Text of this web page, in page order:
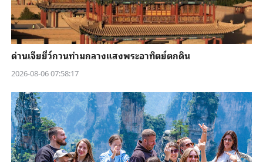
ด่านเจียยี่ว์กวนท่ามกลางแสงพระอาทิตย์ตกดิน
2026-08-06 07:58:17